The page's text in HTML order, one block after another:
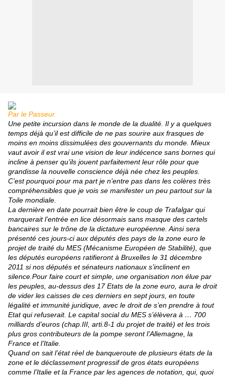
Par le Passeur.
Une petite incursion dans le monde de la dualité. Il y a quelques
temps déjà qu’il est difficile de ne pas sourire aux frasques de
moins en moins dissimulées des gouvernants du monde. Mieux
vaut avoir il est vrai une vision de leur indécence sans bornes qui
incline à penser qu’ils jouent parfaitement leur rôle pour que
grandisse la nouvelle conscience déjà née chez les peuples.
C’est pourquoi pour ma part je n’entre pas dans les colères très
compréhensibles que je vois se manifester un peu partout sur la
Toile mondiale.
La dernière en date pourrait bien être le coup de Trafalgar qui
marquerait l’entrée en lice désormais sans masque des cartels
bancaires sur le trône de la dictature européenne. Ainsi sera
présenté ces jours-ci aux députés des pays de la zone euro le
projet de traité du MES (Mécanisme Européen de Stabilité), que
les députés européens ratifieront à Bruxelles le 31 décembre
2011 si nos députés et sénateurs nationaux s’inclinent en
silence.Pour faire court et simple, une organisation non élue par
les peuples, au-dessus des 17 Etats de la zone euro, aura le droit
de vider les caisses de ces derniers en sept jours, en toute
légalité et immunité juridique, avec le droit de s’en prendre à tout
Etat qui refuserait. Le capital social du MES s’élèvera à … 700
milliards d’euros (chap.III, arti.8-1 du projet de traité) et les trois
plus gros contributeurs de la pompe seront l’Allemagne, la
France et l’Italie.
Quand on sait l’état réel de banqueroute de plusieurs états de la
zone et le déclassement progressif de gros états européens
comme l’Italie et la France par les agences de notation, qui, quoi